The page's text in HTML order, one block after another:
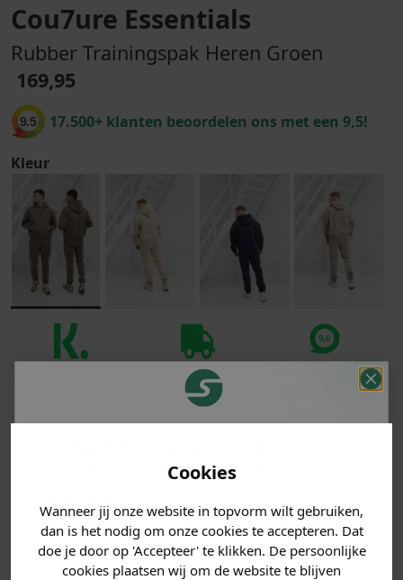
Cookies
Wanneer jij onze website in topvorm wilt gebruiken,
dan is het nodig om onze cookies te accepteren. Dat
doe je door op 'Accepteer' te klikken. De persoonlijke
cookies plaatsen wij om de website te blijven
Cou7ure Essentials
Rubber Trainingspak Heren Groen
169,95
9.5 17.500+ klanten beoordelen ons met een 9,5!
Kleur
Voor 23:59 besteld
is morgen in huis!*
beoordelen ons
MATERIAAL & WASVOORSCHRIFT
ANDERE BESTELDEN OOK
korting ontvangen!
Vertel ons waar je naar op
zoek bent en claim direct
jouwkorting.